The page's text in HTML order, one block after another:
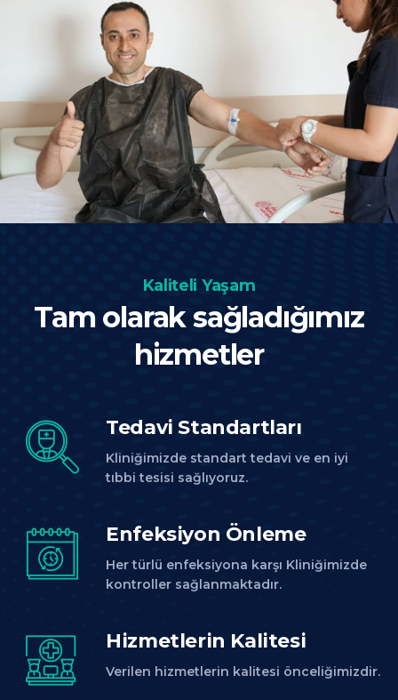
Kaliteli Yaşam
Tam olarak sağladığımız
hizmetler
Tedavi Standartları
Kliniğimizde standart tedavi ve en iyi
tıbbi tesisi sağlıyoruz.
Enfeksiyon Önleme
Her türlü enfeksiyona karşı Kliniğimizde
kontroller sağlanmaktadır.
Hizmetlerin Kalitesi
Verilen hizmetlerin kalitesi önceliğimizdir.